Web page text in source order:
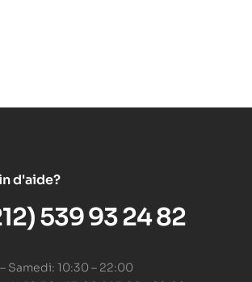
d'aide?
539 93 24 82
Samedi: 10:30 – 22:00